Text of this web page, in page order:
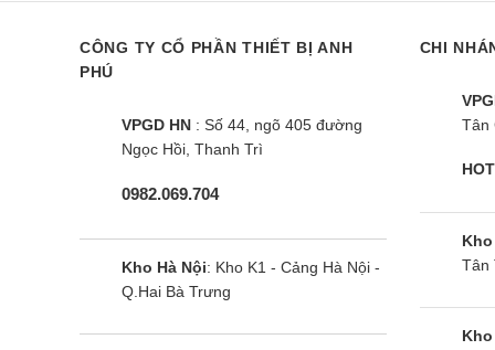
CÔNG TY CỔ PHẦN THIẾT BỊ ANH
PHÚ
VPGD HN : Số 44, ngõ 405 đường
Ngọc Hồi, Thanh Trì
0982.069.704
Kho Hà Nội: Kho K1 - Cảng Hà Nội -
Q.Hai Bà Trưng
CHI
Tân
Kho
Tân
Kho